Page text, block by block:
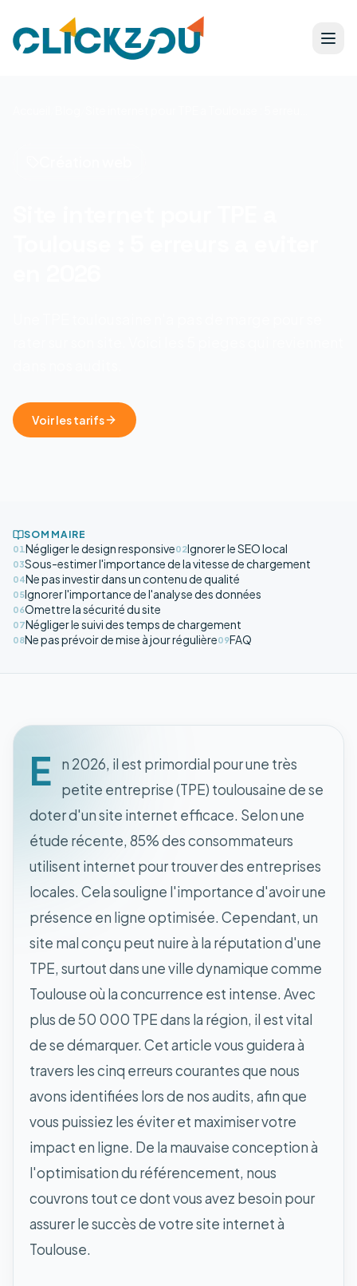
Voir les tarifs
SOMMAIRE
01 Négliger le design responsive02Ignorer le SEO local
03Sous-estimer l'importance de la vitesse de chargement
04Ne pas investir dans un contenu de qualité
05Ignorer l'importance de l'analyse des données
06Omettre la sécurité du site
07Négliger le suivi des temps de chargement
08Ne pas prévoir de mise à jour régulière09FAQ
E
n 2026, il est primordial pour une très
petite entreprise (TPE) toulousaine de se
doter d'un site internet efficace. Selon une
étude récente, 85% des consommateurs
utilisent internet pour trouver des entreprises
locales. Cela souligne l'importance d'avoir une
présence en ligne optimisée. Cependant, un
site mal conçu peut nuire à la réputation d'une
TPE, surtout dans une ville dynamique comme
Toulouse où la concurrence est intense. Avec
plus de 50 000 TPE dans la région, il est vital
de se démarquer. Cet article vous guidera à
travers les cinq erreurs courantes que nous
avons identifiées lors de nos audits, afin que
vous puissiez les éviter et maximiser votre
impact en ligne. De la mauvaise conception à
l'optimisation du référencement, nous
couvrons tout ce dont vous avez besoin pour
assurer le succès de votre site internet à
Toulouse.